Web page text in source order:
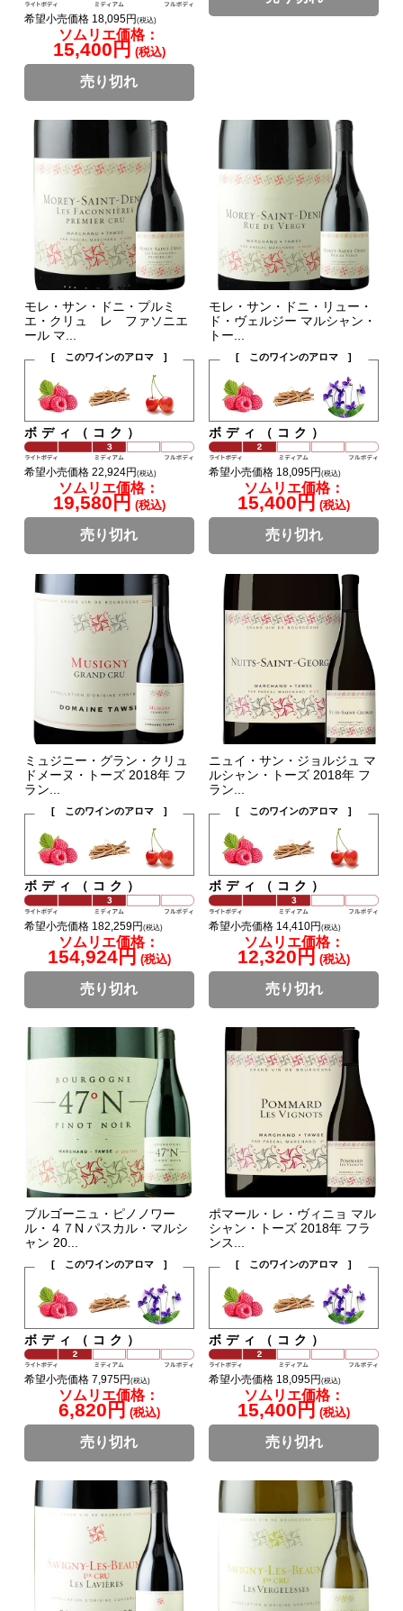
希望小売価格 18,095円 (税込)
ソムリエ価格：
15,400円 (税込)
売り切れ
モレ・サン・ドニ・プルミ
エ・クリュ レ ファソニエ
ール マ...
[ このワインのアロマ ]
ボディ（コク）
希望小売価格 22,924円 (税込)
ソムリエ価格：
19,580円 (税込)
売り切れ
モレ・サン・ドニ・リュー・
ド・ヴェルジー マルシャン・
トー...
[ このワインのアロマ ]
ボディ（コク）
希望小売価格 18,095円(税込)
ソムリエ価格：
15,400円 (税込)
売り切れ
ミュジニー・グラン・クリュ
ドメーヌ・トーズ 2018年 フ
ラン...
[ このワインのアロマ ]
ボディ（コク）
希望小売価格 182,259円(税込)
ソムリエ価格：
154,924円 (税込)
売り切れ
ニュイ・サン・ジョルジュ マ
ルシャン・トーズ 2018年 フ
ラン...
[ このワインのアロマ ]
ボディ（コク）
希望小売価格 14,410円(税込)
ソムリエ価格：
12,320円 (税込)
売り切れ
ブルゴーニュ・ピノノワー
ル・４７N パスカル・マルシ
ャン 20...
[ このワインのアロマ ]
ボディ（コク）
希望小売価格 7,975円 (税込)
ソムリエ価格：
6,820円 (税込)
売り切れ
ポマール・レ・ヴィニョ マル
シャン・トーズ 2018年 フラ
ンス...
[ このワインのアロマ ]
ボディ（コク）
希望小売価格 18,095円(税込)
ソムリエ価格：
15,400円 (税込)
売り切れ